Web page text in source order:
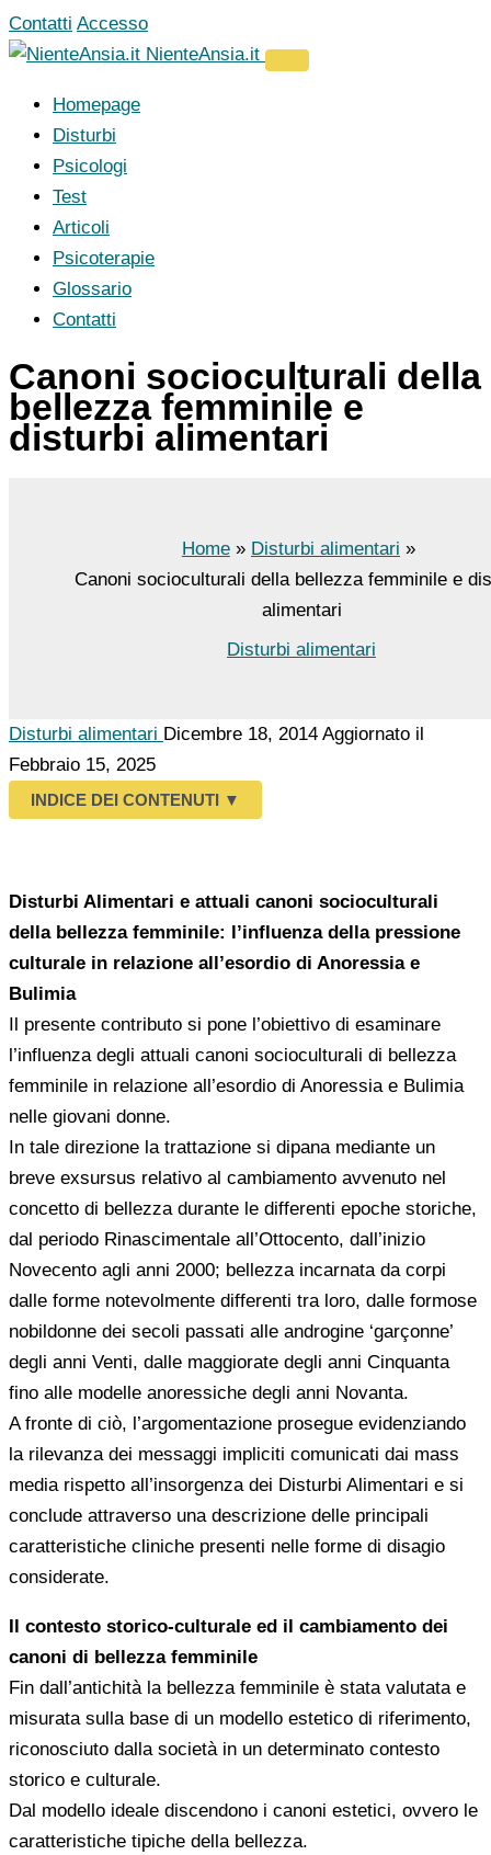
Vai
al
Contatti Accesso
NienteAnsia.it
Homepage
Disturbi
Psicologi
Test
Articoli
Psicoterapie
Glossario
Contatti
Canoni socioculturali della
bellezza femminile e
disturbi alimentari
Home
Disturbi alimentari
Canoni socioculturali della bellezza femminile e
alimentari
Disturbi alimentari
Disturbi alimentari Dicembre 18, 2014 Aggiornato il
Febbraio 15, 2025
INDICE DEI CONTENUTI ▼
Disturbi Alimentari e attuali canoni socioculturali
della bellezza femminile: l’influenza della pressione
culturale in relazione all’esordio di Anoressia e
Bulimia
Il presente contributo si pone l’obiettivo di esaminare
l’influenza degli attuali canoni socioculturali di bellezza
femminile in relazione all’esordio di Anoressia e Bulimia
nelle giovani donne.
In tale direzione la trattazione si dipana mediante un
breve exsursus relativo al cambiamento avvenuto nel
concetto di bellezza durante le differenti epoche storiche,
dal periodo Rinascimentale all’Ottocento, dall’inizio
Novecento agli anni 2000; bellezza incarnata da corpi
dalle forme notevolmente differenti tra loro, dalle formose
nobildonne dei secoli passati alle androgine ‘garçonne’
degli anni Venti, dalle maggiorate degli anni Cinquanta
fino alle modelle anoressiche degli anni Novanta.
A fronte di ciò, l’argomentazione prosegue evidenziando
la rilevanza dei messaggi impliciti comunicati dai mass
media rispetto all’insorgenza dei Disturbi Alimentari e si
conclude attraverso una descrizione delle principali
caratteristiche cliniche presenti nelle forme di disagio
considerate.
Il contesto storico-culturale ed il cambiamento dei
canoni di bellezza femminile
Fin dall’antichità la bellezza femminile è stata valutata e
misurata sulla base di un modello estetico di riferimento,
riconosciuto dalla società in un determinato contesto
storico e culturale.
Dal modello ideale discendono i canoni estetici, ovvero le
caratteristiche tipiche della bellezza.